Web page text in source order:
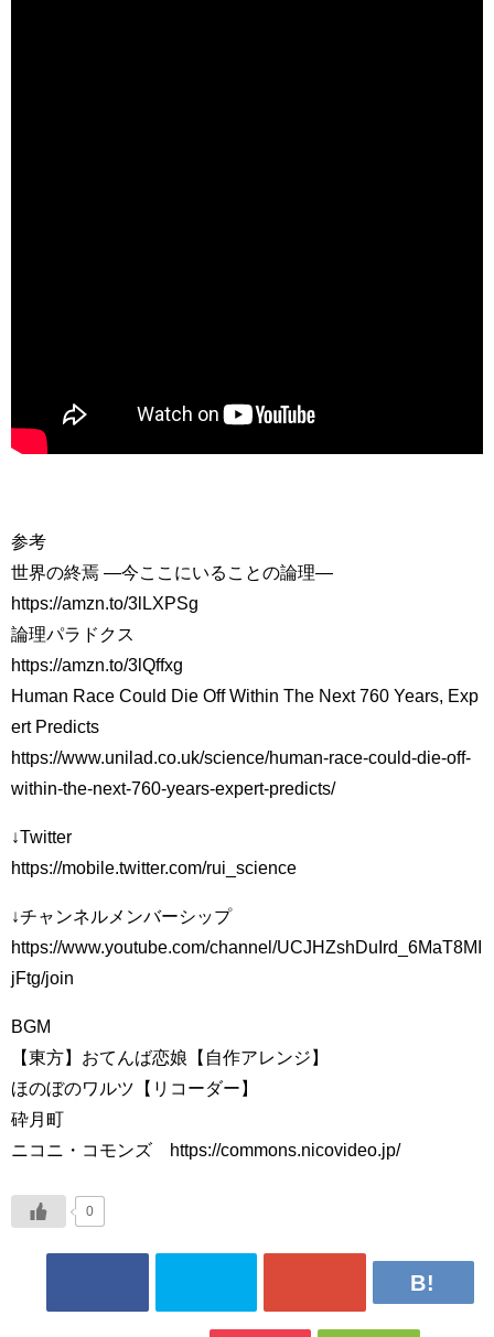
参考
世界の終焉 ―今ここにいることの論理―
https://amzn.to/3lLXPSg
論理パラドクス
https://amzn.to/3lQffxg
Human Race Could Die Off Within The Next 760 Years, Exp
ert Predicts
https://www.unilad.co.uk/science/human-race-could-die-off-
within-the-next-760-years-expert-predicts/
↓Twitter
https://mobile.twitter.com/rui_science
↓チャンネルメンバーシップ
https://www.youtube.com/channel/UCJHZshDuIrd_6MaT8MI
jFtg/join
BGM
【東方】おてんば恋娘【自作アレンジ】
ほのぼのワルツ【リコーダー】
砕月町
ニコニ・コモンズ https://commons.nicovideo.jp/
0